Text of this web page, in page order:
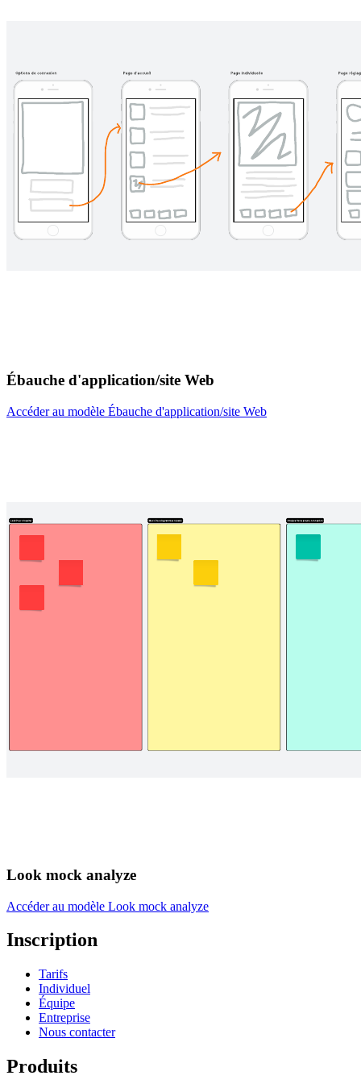
Ébauche d'application/site Web
Accéder au modèle Ébauche d'application/site Web
Look mock analyze
Accéder au modèle Look mock analyze
Inscription
Tarifs
Individuel
Équipe
Entreprise
Nous contacter
Produits